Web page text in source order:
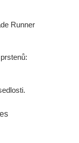
Runner